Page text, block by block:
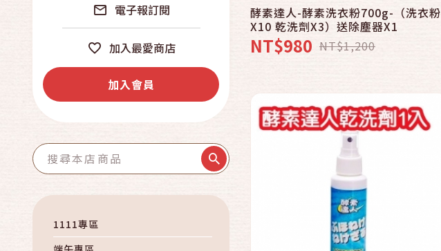
電子報訂閱
加入最愛商店
加入會員
1111專區
酵素達人-酵素洗衣粉700g-（洗衣粉
X10 乾洗劑X3）送除塵器X1
NT$980 NT$1,200
加入購物車